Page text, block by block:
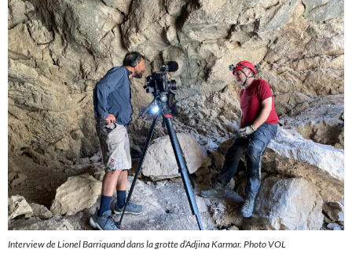
Interview de Lionel Barriquand dans la grotte d’Adjina Karmar. Photo VOL